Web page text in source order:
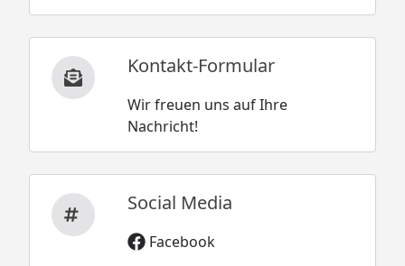
Kontakt-Formular
Wir freuen uns auf Ihre
Nachricht!
Social Media
Facebook